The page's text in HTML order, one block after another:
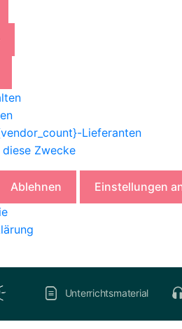
Lieferanten
Zwecke
Ablehnen Einstellungen
Unterrichtsmaterial